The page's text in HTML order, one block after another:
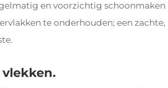
en voorzichtig schoonmaken
te onderhouden; een zachte,